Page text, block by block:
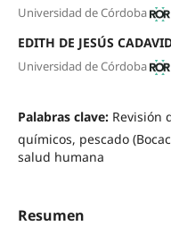
Universidad de Córdoba
EDITH DE JESÚS
Universidad de Córdoba
Palabras clave: Revisión
químicos, pescado
salud humana
Resumen